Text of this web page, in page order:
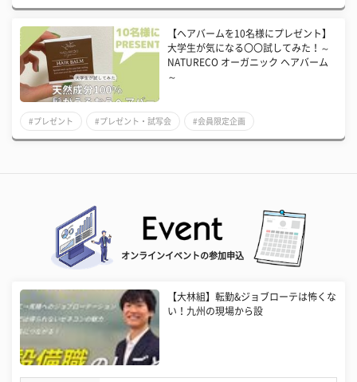
【ヘアバームを10名様にプレゼント】
大学生が気になる〇〇試してみた！～
NATURECO オーガニック ヘアバーム
～
#プレゼント #プレゼント・試写会 #会員限定企画
オンラインイベントの参加申込
【大林組】転勤&ジョブローテは怖くな
い！九州の現場から設